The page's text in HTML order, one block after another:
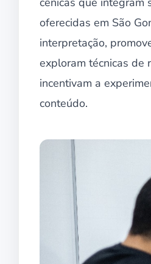
oferecidas em São
interpretação,
exploram técnicas de
incentivam a
conteúdo.